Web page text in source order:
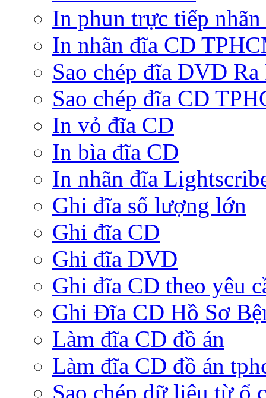
In phun trực tiếp
In nhãn đĩa CD
Sao chép đĩa DVD
Sao chép đĩa CD
In vỏ đĩa CD
In bìa đĩa CD
In nhãn đĩa
Ghi đĩa số lượng lớn
Ghi đĩa CD
Ghi đĩa DVD
Ghi đĩa CD theo yêu
Ghi Đĩa CD Hồ Sơ
Làm đĩa CD đồ án
Làm đĩa CD đồ án
Sao chép dữ liệu từ ổ